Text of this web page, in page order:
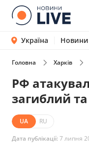
Україна Новини
Головна Харків
РФ
загиблий
UA RU
Дата публікації:7 липня